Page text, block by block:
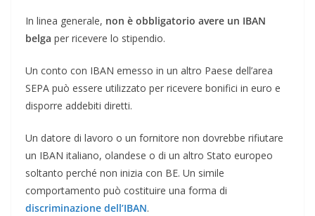
In linea generale, non è obbligatorio avere un IBAN
belga per ricevere lo stipendio.
Un conto con IBAN emesso in un altro Paese dell’area
SEPA può essere utilizzato per ricevere bonifici in euro e
disporre addebiti diretti.
Un datore di lavoro o un fornitore non dovrebbe rifiutare
un IBAN italiano, olandese o di un altro Stato europeo
soltanto perché non inizia con BE. Un simile
comportamento può costituire una forma di
discriminazione dell’IBAN.